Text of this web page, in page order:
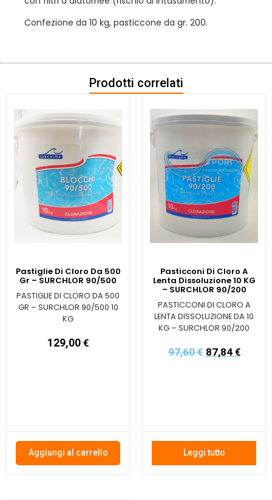
Confezione da 10 kg, pasticcone da gr. 200.
Prodotti correlati
Pastiglie Di Cloro Da 500
Gr – SURCHLOR 90/500
PASTIGLIE DI CLORO DA 500
GR – SURCHLOR 90/500 10
KG
129,00 €
Aggiungi al carrello
Pasticconi Di Cloro A
Lenta Dissoluzione 10 KG
– SURCHLOR 90/200
PASTICCONI DI CLORO A
LENTA DISSOLUZIONE DA 10
KG – SURCHLOR 90/200
97,60€ 87,84 €
Leggi tutto